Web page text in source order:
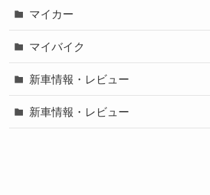
マイカー
マイバイク
新車情報・レビュー
新車情報・レビュー